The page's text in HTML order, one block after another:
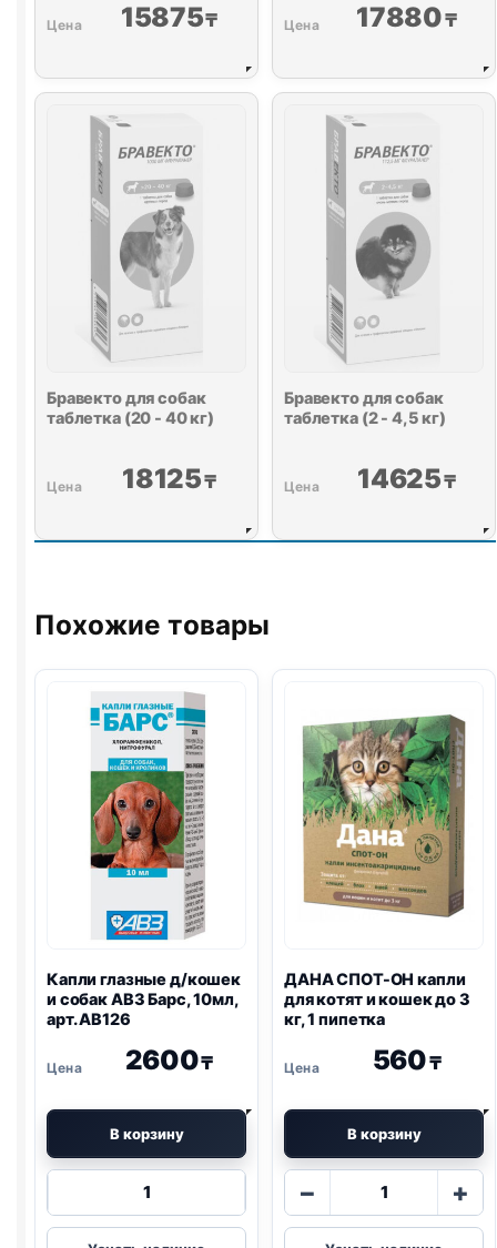
15875₸ 17880₸
Бравекто для собак
таблетка (20 - 40 кг)
18125₸
Бравекто для собак
таблетка (2 - 4,5 кг)
14625₸
Похожие товары
Капли глазные д/кошек
и собак АВЗ Барс, 10мл,
арт. АВ126
2600₸
В корзину
Количество
Капли
ДАНА СПОТ-ОН капли
для котят и кошек до 3
кг, 1 пипетка
560₸
В корзину
−
Количество
ДАНА
+